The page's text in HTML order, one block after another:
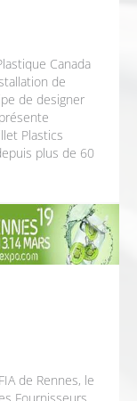
Canada
de
de designer
Plastics
plus de 60
de Rennes, le
Fournisseurs